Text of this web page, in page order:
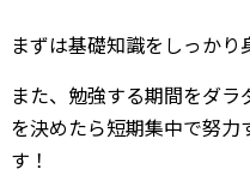
まずは基礎知識をしっかり
また、勉強する期間をダ
を決めたら短期集中で努
す！